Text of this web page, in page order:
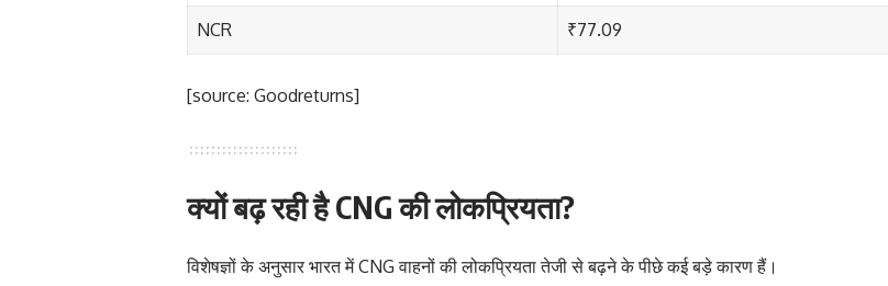
NCR ₹77.09
[source: Goodreturns]
क्यों बढ़ रही है CNG की लोकप्रियता?
विशेषज्ञों के अनुसार भारत में CNG वाहनों की लोकप्रियता तेजी से बढ़ने के पीछे कई बड़े कारण हैं।